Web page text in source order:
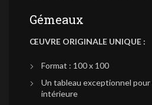
Gémeaux
ŒUVRE ORIGINALE UNIQUE :
Format : 100 x 100
Un tableau exceptionnel
intérieure